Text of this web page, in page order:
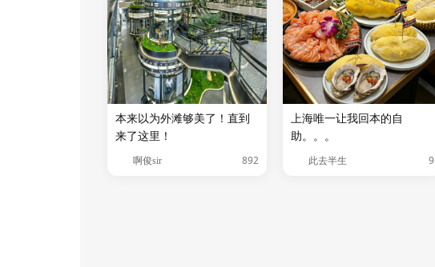
本来以为外滩够美了！直到
来了这里！
啊俊sir 892
上海唯一让我回本的自
助。。。
此去半生 9